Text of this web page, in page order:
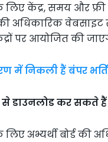
लिए केंद्र, समय और
अधिकारिक वेबसाइट
पर आयोजित की
में निकली हैं बंपर
डाउनलोड कर सकते हैं
लिए अभ्यर्थी बोर्ड